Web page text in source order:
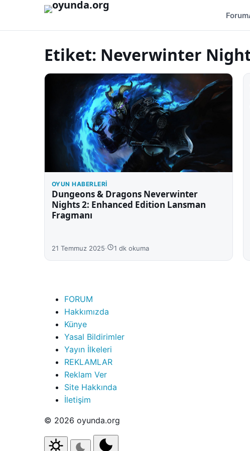
Forum
Etiket: Neverwinter
OYUN HABERLERI
Dungeons & Dragons Neverwinter
Nights 2: Enhanced Edition Lansman
Fragmanı
21 Temmuz 2025· 1 dk okuma
FORUM
Hakkımızda
Künye
Yasal Bildirimler
Yayın İlkeleri
REKLAMLAR
Reklam Ver
Site Hakkında
İletişim
© 2026 oyunda.org